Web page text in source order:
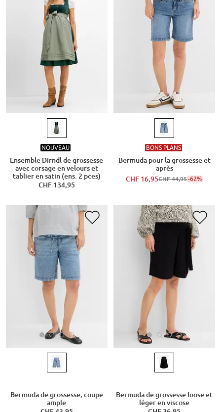
NOUVEAU
Ensemble Dirndl de grossesse
avec corsage en velours et
tablier en satin (ens. 2 pces)
CHF 134,95
BONS PLANS
Bermuda pour la grossesse et
après
CHF 16,95CHF 44,95-62%
Bermuda de grossesse, coupe
ample
Bermuda de grossesse loose et
léger en viscose